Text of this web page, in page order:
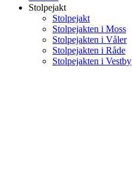
Stolpejakt
Stolpejakt
Stolpejakten i Moss
Stolpejakten i Våler
Stolpejakten i Råde
Stolpejakten i Vestby